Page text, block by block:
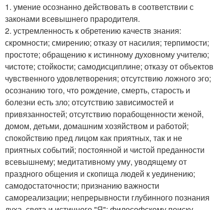
1. умение осознанно действовать в соответствии с
законами всевышнего прародителя.
2. устремленность к обретению качеств знания:
скромности; смирению; отказу от насилия; терпимости;
простоте; обращению к истинному духовному учителю;
чистоте; стойкости; самодисциплине; отказу от объектов
чувственного удовлетворения; отсутствию ложного эго;
осознанию того, что рождение, смерть, старость и
болезни есть зло; отсутствию зависимостей и
привязанностей; отсутствию порабощенности женой,
домом, детьми, домашним хозяйством и работой;
спокойствию пред лицом как приятных, так и не
приятных событий; постоянной и чистой преданности
всевышнему; медитативному уму, уводящему от
праздного общения и скопища людей к уединению;
самодостаточности; признанию важности
самореализации; непрерывности глубинного познания